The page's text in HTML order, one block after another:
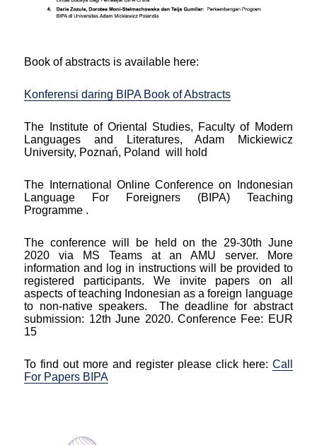
Book of abstracts is available here:
Konferensi daring BIPA Book of Abstracts
The Institute of Oriental Studies, Faculty of Modern
Languages and Literatures, Adam Mickiewicz
University, Poznań, Poland will hold
The International Online Conference on Indonesian
Language For Foreigners (BIPA) Teaching
Programme .
The conference will be held on the 29-30th June
2020 via MS Teams at an AMU server. More
information and log in instructions will be provided to
registered participants. We invite papers on all
aspects of teaching Indonesian as a foreign language
to non-native speakers. The deadline for abstract
submission: 12th June 2020. Conference Fee: EUR
15
To find out more and register please click here: Call
For Papers BIPA